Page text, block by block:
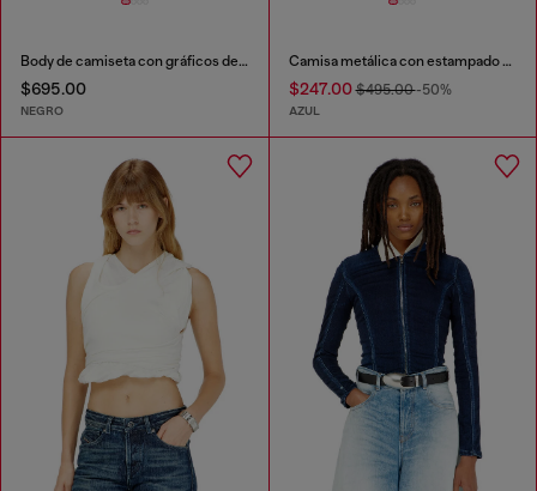
Body de camiseta con gráficos de concierto
$695.00
NEGRO
Camisa metálica con estampado de rosas difusas
$247.00$495.00-50%
AZUL